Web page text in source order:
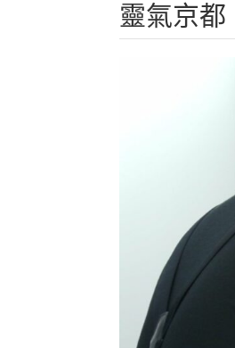
靈氣京都